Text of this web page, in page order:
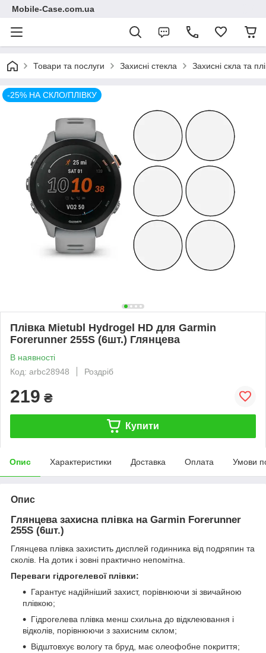
Mobile-Case.com.ua
Товари та послуги Захисні стекла Захисні скла та
-25% НА СКЛО/ПЛІВКУ
Плівка Mietubl Hydrogel HD для Garmin
Forerunner 255S (6шт.) Глянцева
В наявності
Код: arbc28948
Роздріб
219 ₴
Купити
Опис Характеристики Доставка Оплата Умови
Опис
Глянцева захисна плівка на Garmin Forerunner
255S (6шт.)
Глянцева плівка захистить дисплей годинника від подряпин та
сколів. На дотик і зовні практично непомітна.
Переваги гідрогелевої плівки:
Гарантує надійніший захист, порівнюючи зі звичайною
плівкою;
Гідрогелева плівка менш схильна до відклеювання і
відколів, порівнюючи з захисним склом;
Відштовхує вологу та бруд, має олеофобне покриття;